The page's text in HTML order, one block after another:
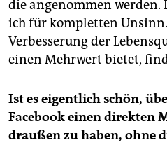
die angenommen werden.
ich für kompletten Unsinn.
Verbesserung der
einen Mehrwert bietet,
Ist es eigentlich schön,
Facebook einen direkten
draußen zu haben, ohne